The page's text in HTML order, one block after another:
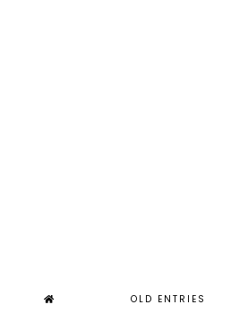
OLD ENTRIES